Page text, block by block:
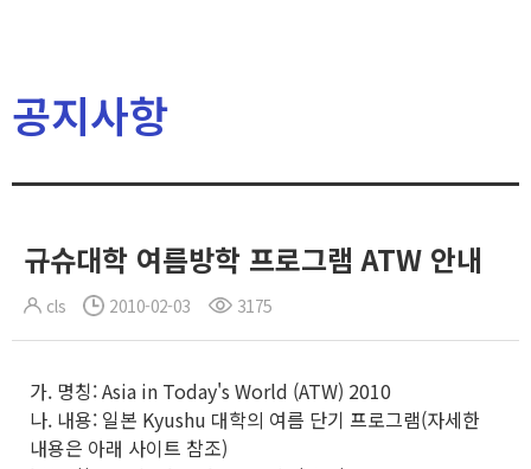
공지사항
규슈대학 여름방학 프로그램 ATW 안내
cls 2010-02-03 3175
가. 명칭: Asia in Today's World (ATW) 2010
나. 내용: 일본 Kyushu 대학의 여름 단기 프로그램(자세한
내용은 아래 사이트 참조)